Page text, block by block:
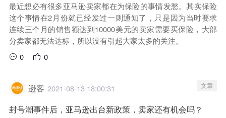
最近想必有很多亚马逊卖家都在为保险的事情发愁。其实保险
这个事情在2月份就已经发过一则通知了，只是因为当时要求
连续三个月的销售额达到10000美元的卖家需要买保险，大部
分卖家都无法达标，所以没有引起大家太多的关注。
0
0
逊客 2021-08-13 18:00:31 文章
封号潮事件后，亚马逊出台新政策，卖家还有机会吗？